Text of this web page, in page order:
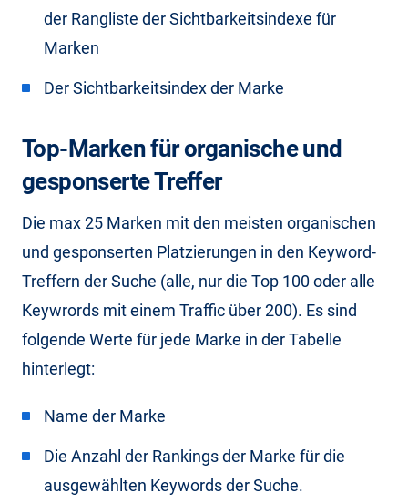
der Rangliste der Sichtbarkeitsindexe für
Marken
Der Sichtbarkeitsindex der Marke
Top-Marken für organische und
gesponserte Treffer
Die max 25 Marken mit den meisten organischen
und gesponserten Platzierungen in den Keyword-
Treffern der Suche (alle, nur die Top 100 oder alle
Keywrords mit einem Traffic über 200). Es sind
folgende Werte für jede Marke in der Tabelle
hinterlegt:
Name der Marke
Die Anzahl der Rankings der Marke für die
ausgewählten Keywords der Suche.